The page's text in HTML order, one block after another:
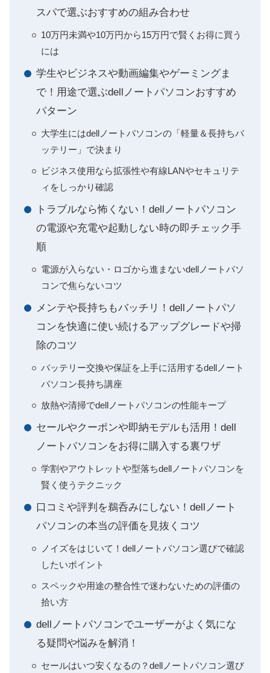
スパで選ぶおすすめの組み合わせ
10万円未満や10万円から15万円で賢くお得に買う
には
学生やビジネスや動画編集やゲーミングま
で！用途で選ぶdellノートパソコンおすすめ
パターン
大学生にはdellノートパソコンの「軽量＆長持ちバ
ッテリー」で決まり
ビジネス使用なら拡張性や有線LANやセキュリテ
ィをしっかり確認
トラブルなら怖くない！dellノートパソコン
の電源や充電や起動しない時の即チェック手
順
電源が入らない・ロゴから進まないdellノートパソ
コンで焦らないコツ
メンテや長持ちもバッチリ！dellノートパソ
コンを快適に使い続けるアップグレードや掃
除のコツ
バッテリー交換や保証を上手に活用するdellノート
パソコン長持ち講座
放熱や清掃でdellノートパソコンの性能キープ
セールやクーポンや即納モデルも活用！dell
ノートパソコンをお得に購入する裏ワザ
学割やアウトレットや型落ちdellノートパソコンを
賢く使うテクニック
口コミや評判を鵜呑みにしない！dellノート
パソコンの本当の評価を見抜くコツ
ノイズをはじいて！dellノートパソコン選びで確認
したいポイント
スペックや用途の整合性で迷わないための評価の
拾い方
dellノートパソコンでユーザーがよく気にな
る疑問や悩みを解消！
セールはいつ安くなるの？dellノートパソコン選び